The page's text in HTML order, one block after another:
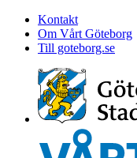
Kontakt
Om Vårt Göteborg
Till goteborg.se